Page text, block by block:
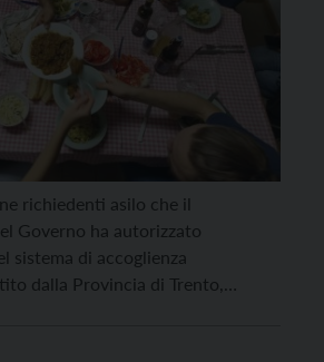
richiedenti asilo che il
Governo ha autorizzato
sistema di accoglienza
dalla Provincia di Trento,